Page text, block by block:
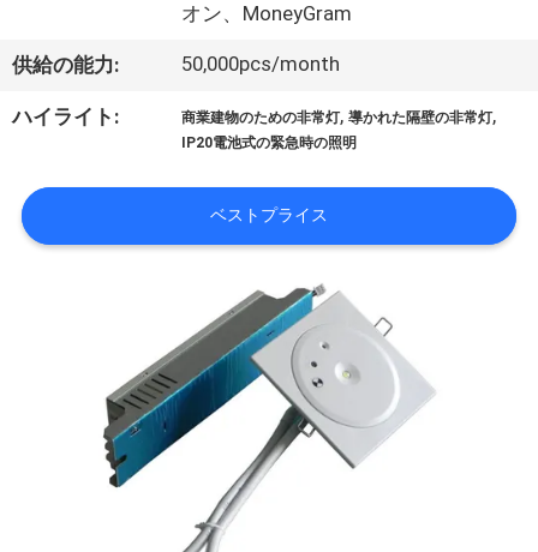
て
場
旅
オン、MoneyGram
供給の能力: 50,000pcs/month
ハイライト: 商業建物のための非常灯,導かれた隔壁の非常灯,
IP20電池式の緊急時の照明
ベストプライス